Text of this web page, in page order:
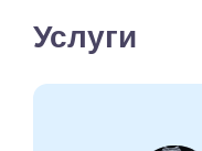
Услуги